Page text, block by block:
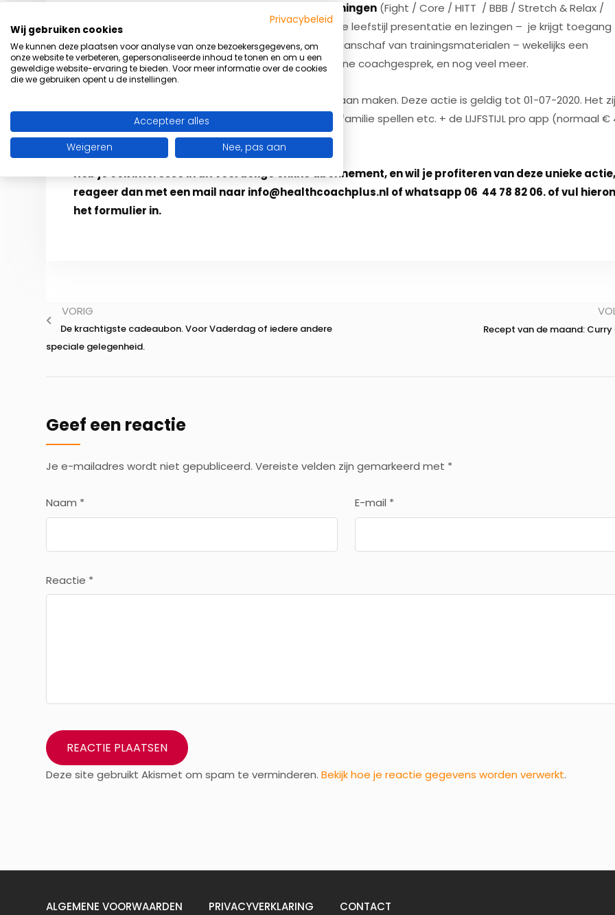
125 online trainingen (Fight / Core / HITT / BBB / Stretch & Relax /
weekend / familie workouts) – meerdere zeer nuttige leefstijl presentatie en lezingen – je krijgt
onze online software (LIJFSTIJL app) – kortingen op aanschaf van trainingsmaterialen – wekelijks een
gezonde enheerlijke recept – 1 x per maandeen online coachgesprek, en nog veel meer.
Nu voor slechts € 19,95 p/m kan je hier gebruik van gaan maken. Deze actie is geldig tot 01-07-2020. Het
meer dan 125 online trainingen, lezingen, workshops, familie spellen etc. + de LIJFSTIJL pro app (normaal €
p/m).
Heb je ook interesse in dit voordelige online abonnement, en wil je profiteren van deze unieke actie,
reageer dan met een mail naar info@healthcoachplus.nl of whatsapp 06 44 78 82 06. of vul
het formulier in.
VORIG
De krachtigste cadeaubon. Voor Vaderdag of iedere andere
speciale gelegenheid.
Recept van de maand:
Geef een reactie
Je e-mailadres wordt niet gepubliceerd. Vereiste velden zijn gemarkeerd met *
Naam * E-mail *
Reactie *
Deze site gebruikt Akismet om spam te verminderen. Bekijk hoe je reactie gegevens worden verwerkt.
ALGEMENE VOORWAARDEN PRIVACYVERKLARING CONTACT
Word sterker, fitter en slanker vóór de zomer
Beperkt aantal plaatsen beschikbaar!
* geheel vrijbijvend meer info aanvragen
Privacybeleid
Wij gebruiken cookies
We kunnen deze plaatsen voor analyse van onze bezoekersgegevens, om
onze website te verbeteren, gepersonaliseerde inhoud te tonen en om u een
geweldige website-ervaring te bieden. Voor meer informatie over de cookies
die we gebruiken opent u de instellingen.
Accepteer alles
Weigeren
Nee, pas aan